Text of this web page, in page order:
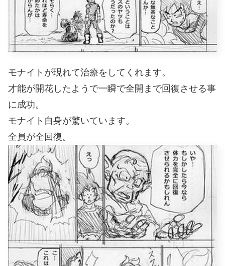
モナイトが現れて治療をしてくれます。
才能が開花したようで一瞬で全開まで回復させる事
に成功。
モナイト自身が驚いています。
全員が全回復。